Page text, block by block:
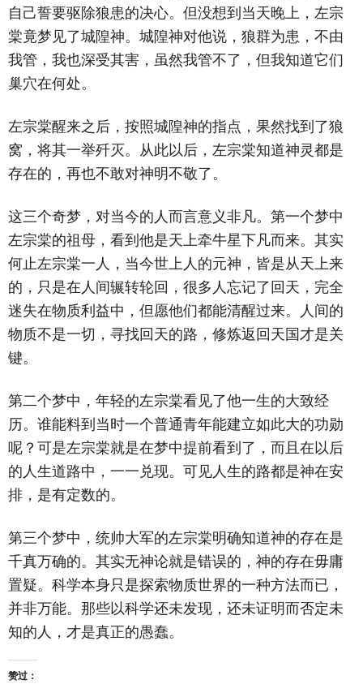
自己誓要驱除狼患的决心。但没想到当天晚上，左宗
棠竟梦见了城隍神。城隍神对他说，狼群为患，不由
我管，我也深受其害，虽然我管不了，但我知道它们
巢穴在何处。
左宗棠醒来之后，按照城隍神的指点，果然找到了狼
窝，将其一举歼灭。从此以后，左宗棠知道神灵都是
存在的，再也不敢对神明不敬了。
这三个奇梦，对当今的人而言意义非凡。第一个梦中
左宗棠的祖母，看到他是天上牵牛星下凡而来。其实
何止左宗棠一人，当今世上人的元神，皆是从天上来
的，只是在人间辗转轮回，很多人忘记了回天，完全
迷失在物质利益中，但愿他们都能清醒过来。人间的
物质不是一切，寻找回天的路，修炼返回天国才是关
键。
第二个梦中，年轻的左宗棠看见了他一生的大致经
历。谁能料到当时一个普通青年能建立如此大的功勋
呢？可是左宗棠就是在梦中提前看到了，而且在以后
的人生道路中，一一兑现。可见人生的路都是神在安
排，是有定数的。
第三个梦中，统帅大军的左宗棠明确知道神的存在是
千真万确的。其实无神论就是错误的，神的存在毋庸
置疑。科学本身只是探索物质世界的一种方法而已，
并非万能。那些以科学还未发现，还未证明而否定未
知的人，才是真正的愚蠢。
赞过：